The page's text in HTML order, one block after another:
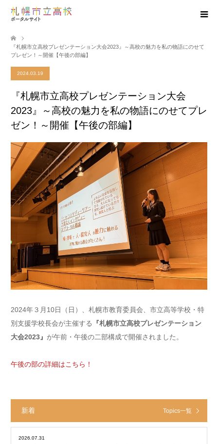
『札幌市立高校プレゼンテーション大会2023』～高校の魅力を私の物語にのせて
プレゼン！～開催【午後の部編】
2024.03.19
『札幌市立高校プレゼンテーション大会
2023』～高校の魅力を私の物語にのせてプレ
ゼン！～開催【午後の部編】
2024年３月10日（日）、札幌市教育委員会、市立高等学校・特
別支援学校長会が主催する
『札幌市立高校プレゼンテーション
大会2023』 が午前・午後の二部構成で開催されました。
午後の部の詳細はこちら！
新着 Topics一覧
2026.07.31